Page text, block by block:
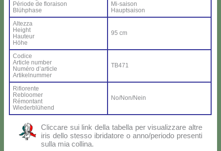
Pé­rio­de de flo­rai­son
Blü­h­pha­se
Mi-sai­son
Haup­tsai­son
Al­tez­za
Height
Hau­teur
Hö­he
95 cm
Co­di­ce
Ar­ti­cle num­ber
Nu­mé­ro d’ar­ti­cle
Ar­ti­kel­num­mer
TB471
Ri­fio­ren­te
Re­bloo­mer
Ré­mon­tant
Wie­der­blü­hend
No/Non/Nein
Clic­ca­re sui link del­la ta­bel­la per vi­sua­liz­za­re al­tre
iris del­lo stes­so ibri­da­to­re o anno/periodo pre­sen­ti
sul­la mia col­li­na.